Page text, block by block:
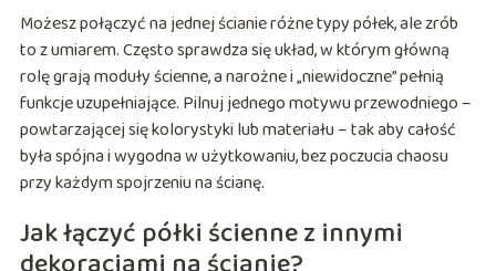
Możesz połączyć na jednej ścianie różne typy półek, ale zrób
to z umiarem. Często sprawdza się układ, w którym główną
rolę grają moduły ścienne, a narożne i „niewidoczne” pełnią
funkcje uzupełniające. Pilnuj jednego motywu przewodniego –
powtarzającej się kolorystyki lub materiału – tak aby całość
była spójna i wygodna w użytkowaniu, bez poczucia chaosu
przy każdym spojrzeniu na ścianę.
Jak łączyć półki ścienne z innymi